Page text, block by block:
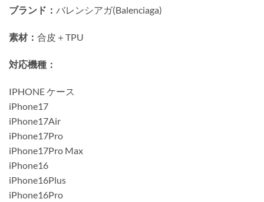
ブランド： バレンシアガ(Balenciaga)
素材： 合皮＋TPU
対応機種：
IPHONE ケース
iPhone17
iPhone17Air
iPhone17Pro
iPhone17Pro Max
iPhone16
iPhone16Plus
iPhone16Pro